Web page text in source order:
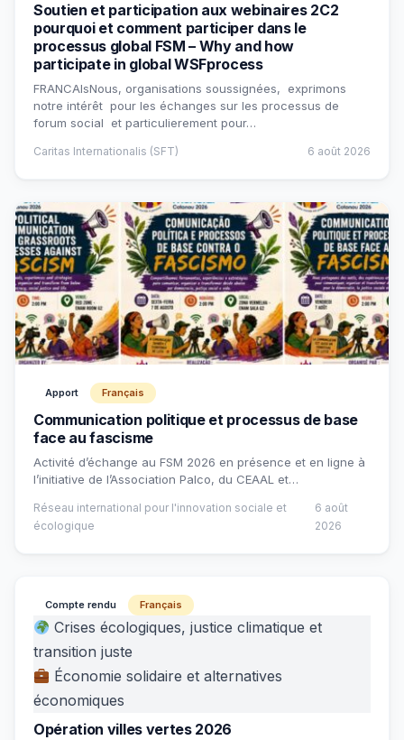
Soutien et participation aux webinaires 2C2
pourquoi et comment participer dans le
processus global FSM – Why and how
participate in global WSFprocess
FRANCAIsNous, organisations soussignées, exprimons
notre intérêt pour les échanges sur les processus de
forum social et particulierement pour…
Caritas Internationalis (SFT) 6 août 2026
Apport Français
Communication politique et processus de base
face au fascisme
Activité d’échange au FSM 2026 en présence et en ligne à
l’initiative de l’Association Palco, du CEAAL et…
Réseau international pour l'innovation sociale et
écologique
6 août
2026
Compte rendu Français
Crises écologiques, justice climatique et
transition juste
Économie solidaire et alternatives
économiques
Opération villes vertes 2026